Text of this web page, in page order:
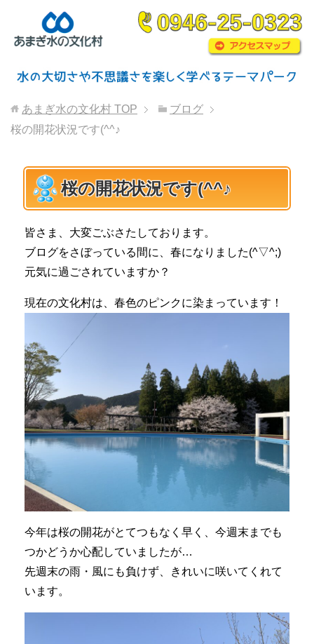
あまぎ水の文化村 TOP
ブログ
桜の開花状況です(^^♪
桜の開花状況です(^^♪
皆さま、大変ごぶさたしております。
ブログをさぼっている間に、春になりました(^▽^;)
元気に過ごされていますか？
現在の文化村は、春色のピンクに染まっています！
今年は桜の開花がとてつもなく早く、今週末までも
つかどうか心配していましたが…
先週末の雨・風にも負けず、きれいに咲いてくれて
います。